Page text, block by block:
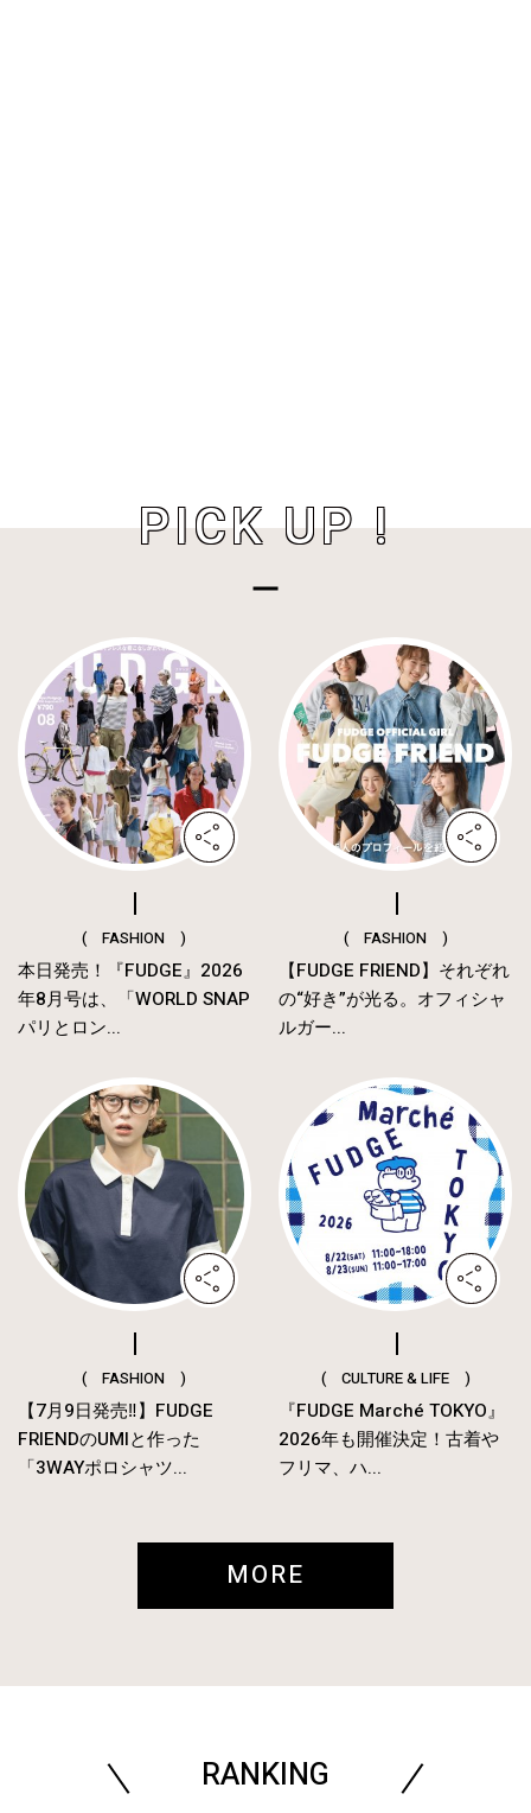
PICK UP !
( FASHION )
本日発売！『FUDGE』2026
年8月号は、「WORLD SNAP
パリとロン...
( FASHION )
【FUDGE FRIEND】それぞれ
の“好き”が光る。オフィシャ
ルガー...
( FASHION )
【7月9日発売‼︎】FUDGE
FRIENDのUMIと作った
「3WAYポロシャツ...
( CULTURE & LIFE )
『FUDGE Marché TOKYO』
2026年も開催決定！古着や
フリマ、ハ...
MORE
RANKING